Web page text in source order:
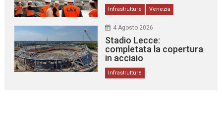
Infrastrutture Venezia
4 Agosto 2026
Stadio Lecce:
completata la copertura
in acciaio
Infrastrutture